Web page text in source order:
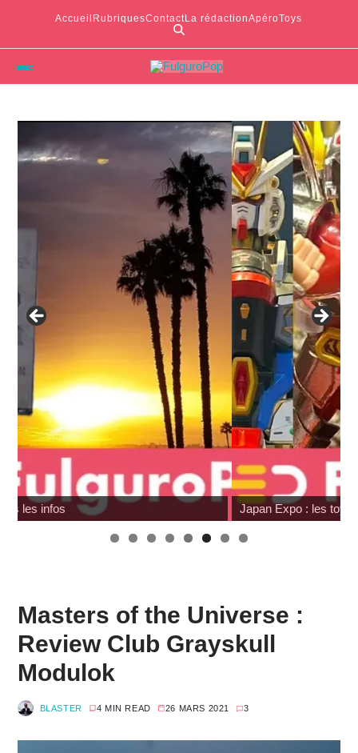
Accueil RubriquesContactLa rédactionApéroToys
Japan Expo : les toys
Masters of the Universe :
Review Club Grayskull
Modulok
BLASTER 4 MIN READ 26 MARS 2021 3